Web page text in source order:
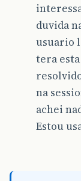
duvida
usuario
tera
na
achei
Estou